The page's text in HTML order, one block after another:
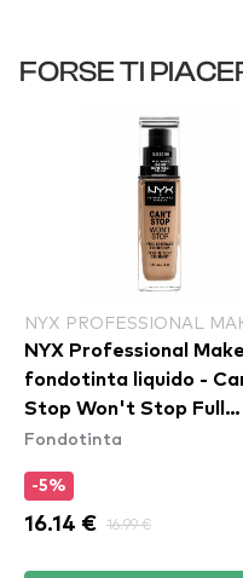
FORSE TI
NYX PROFESSIONAL
NYX Professional
fondotinta liquido -
Stop Won't Stop Full
Coverage Foundation -
Fondotinta
-5%
16.14 € 16.99 €